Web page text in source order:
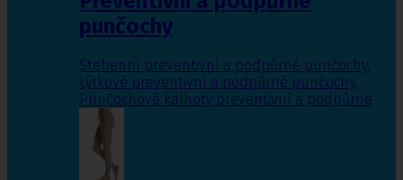
punčochy
Stehenní preventivní a podpůrné punčochy,
Lýtkové preventivní a podpůrné punčochy,
Punčochové kalhoty preventivní a podpůrné